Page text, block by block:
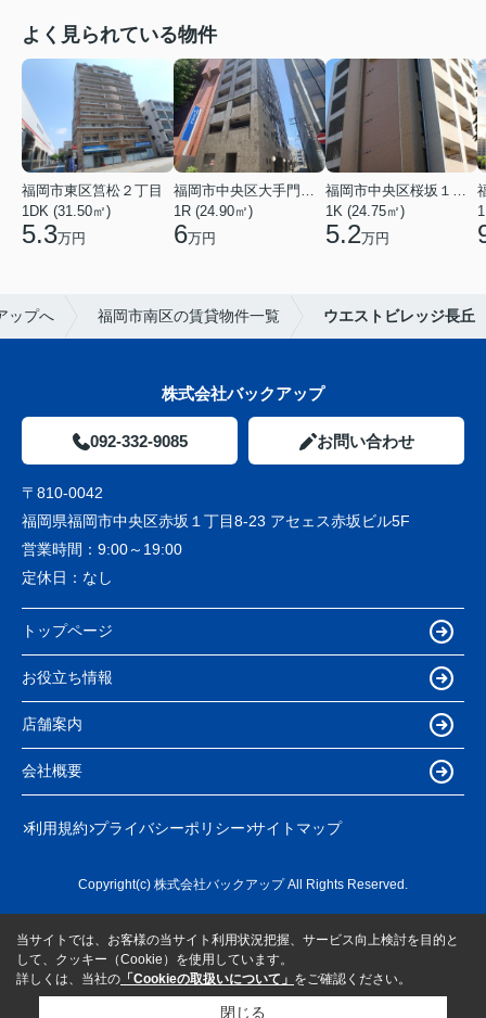
よく見られている物件
福岡市東区筥松２丁目
1DK (31.50㎡)
5.3万円
1R (24.90㎡)
6万円
1K (24.75㎡)
5.2万円
ップへ 福岡市南区の賃貸物件一覧 ウエストビレッジ長丘
株式会社バックアップ
092-332-9085 お問い合わせ
〒810-0042
福岡県福岡市中央区赤坂１丁目8-23 アセェス赤坂ビル5F
営業時間： 9:00～19:00
定休日： なし
トップページ
お役立ち情報
店舗案内
会社概要
利用規約 プライバシーポリシー サイトマップ
Copyright(c) 株式会社バックアップ All Rights Reserved.
当サイトでは、お客様の当サイト利用状況把握、サービス向上検討を目的と
して、クッキー（Cookie）を使用しています。
詳しくは、当社の 「Cookieの取扱いについて」 をご確認ください。
閉じる